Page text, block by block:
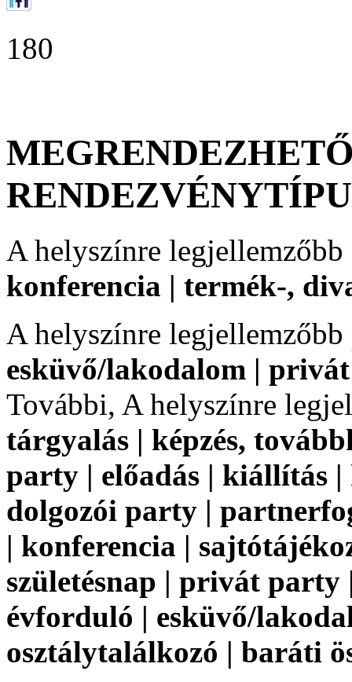
180
A helyszínre
konferencia | termék-,
A helyszínre
esküvő/lakodalom |
További, A helyszínre
tárgyalás | képzés,
party | előadás | kiállítás
dolgozói party |
| konferencia |
születésnap | privát party
évforduló | esküvő/
osztálytalálkozó | baráti